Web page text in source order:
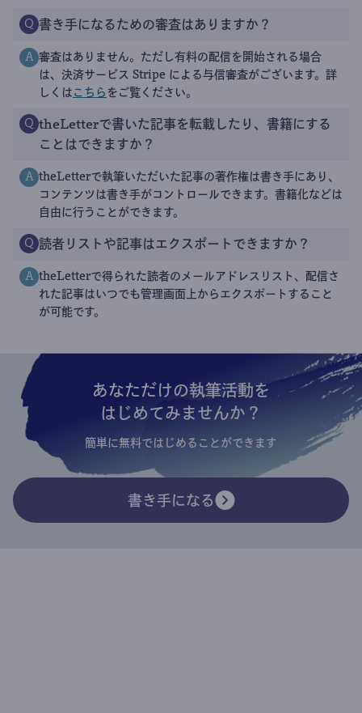
Q 書き手になるための審査はありますか？
A 審査はありません。ただし有料の配信を開始される場合
は、決済サービス Stripe による与信審査がございます。詳
しくは こちら をご覧ください。
Q theLetterで書いた記事を転載したり、書籍にする
ことはできますか？
A theLetterで執筆いただいた記事の著作権は書き手にあり、
コンテンツは書き手がコントロールできます。書籍化などは
自由に行うことができます。
Q 読者リストや記事はエクスポートできますか？
A theLetterで得られた読者のメールアドレスリスト、配信さ
れた記事はいつでも管理画面上からエクスポートすること
が可能です。
あなただけの執筆活動を
はじめてみませんか？
簡単に無料ではじめることができます
書き手になる